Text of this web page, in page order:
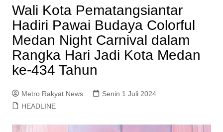
Wali Kota Pematangsiantar
Hadiri Pawai Budaya Colorful
Medan Night Carnival dalam
Rangka Hari Jadi Kota Medan
ke-434 Tahun
Metro Rakyat News
Senin 1 Juli 2024
HEADLINE